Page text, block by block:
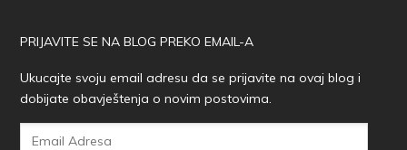
PRIJAVITE SE NA BLOG PREKO EMAIL-A
Ukucajte svoju email adresu da se prijavite na ovaj blog i
dobijate obavještenja o novim postovima.